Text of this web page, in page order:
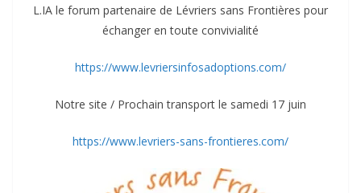
L.IA le forum partenaire de Lévriers sans Frontières pour
échanger en toute convivialité
https://www.levriersinfosadoptions.com/
Notre site / Prochain transport le samedi 17 juin
https://www.levriers-sans-frontieres.com/